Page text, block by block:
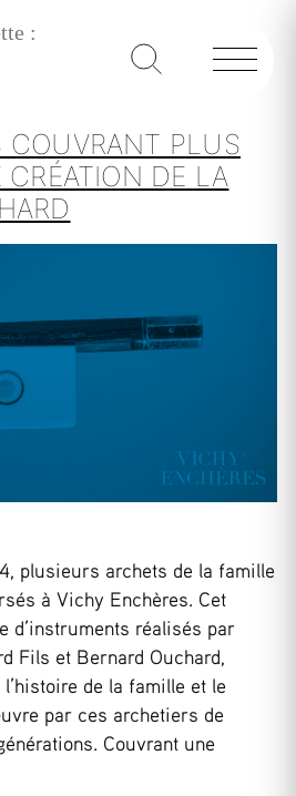
:
COUVRANT PLUS
DE LA
plusieurs archets de la famille
à Vichy Enchères. Cet
d’instruments réalisés par
Fils et Bernard Ouchard,
de la famille et le
par ces archetiers de
Couvrant une